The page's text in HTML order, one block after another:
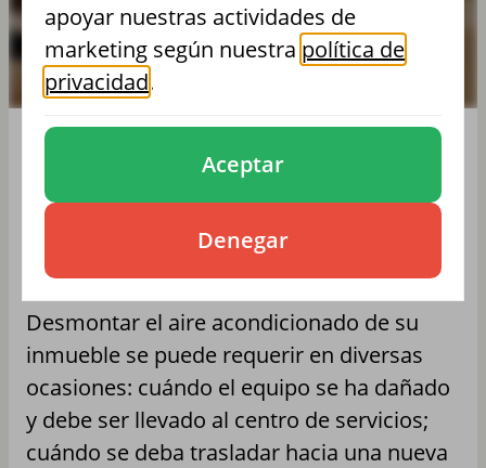
DESMONTAJE Y RETIRADA
DE AIRE ACONDICIONADO
Desmontar el aire acondicionado de su
inmueble se puede requerir en diversas
ocasiones: cuándo el equipo se ha dañado
y debe ser llevado al centro de servicios;
cuándo se deba trasladar hacia una nueva
apoyar nuestras actividades de
marketing según nuestra política de
privacidad.
Aceptar
Denegar